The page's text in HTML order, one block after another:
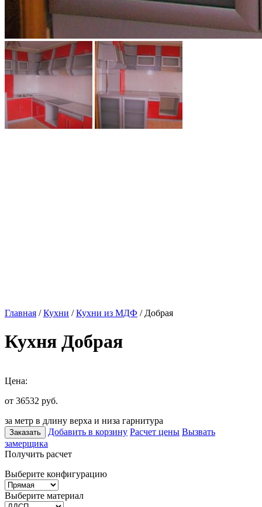
Главная /Кухни /Кухни из МДФ / Добрая
Кухня Добрая
Цена:
от 36532 руб.
за метр в длину верха и низа гарнитура
Заказать Добавить в корзину Расчет цены Вызвать
замерщика
Получить расчет
Выберите конфигурацию
Выберите материал